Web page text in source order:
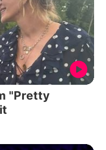
"Pretty